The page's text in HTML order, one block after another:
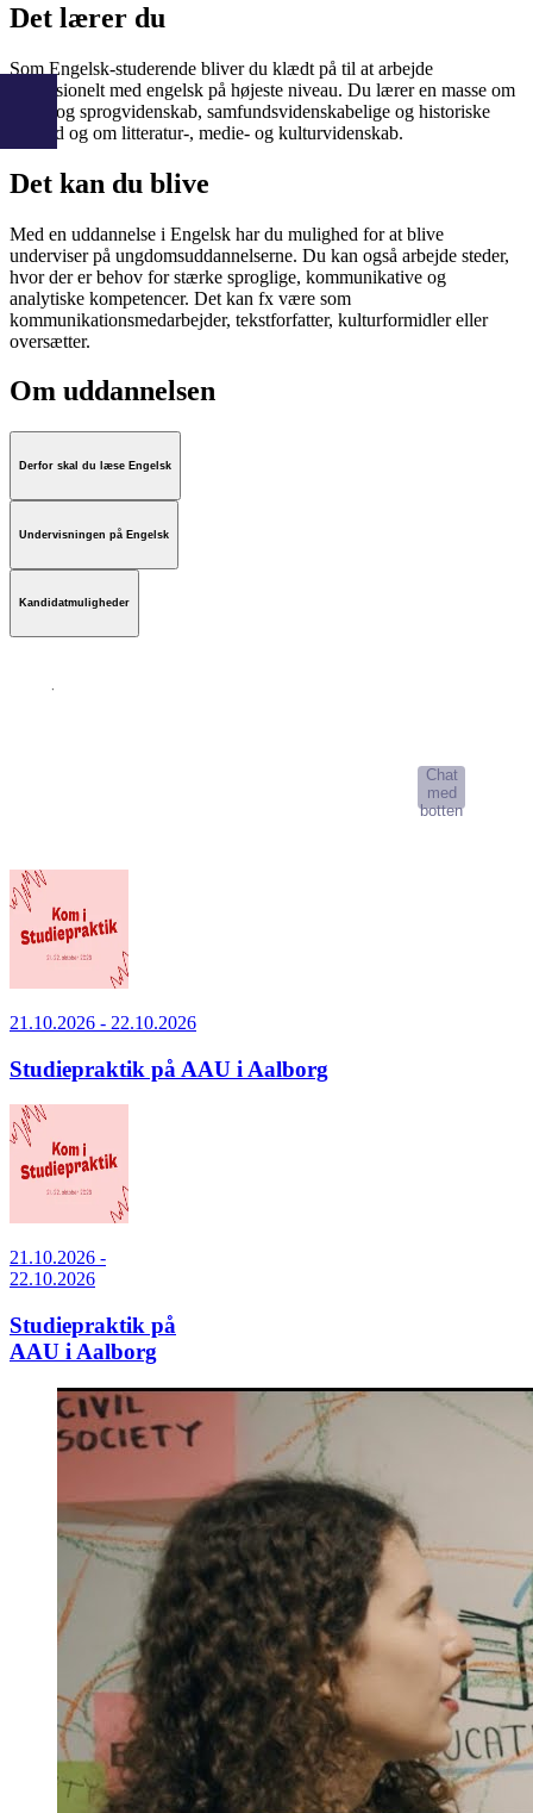
Det lærer du
Som Engelsk-studerende bliver du klædt på til at arbejde
professionelt med engelsk på højeste niveau. Du lærer en masse om
sprog og sprogvidenskab, samfundsvidenskabelige og historiske
forhold og om litteratur-, medie- og kulturvidenskab.
Det kan du blive
Med en uddannelse i Engelsk har du mulighed for at blive
underviser på ungdomsuddannelserne. Du kan også arbejde steder,
hvor der er behov for stærke sproglige, kommunikative og
analytiske kompetencer. Det kan fx være som
kommunikationsmedarbejder, tekstforfatter, kulturformidler eller
oversætter.
Om uddannelsen
Derfor skal du læse Engelsk
Undervisningen på Engelsk
Kandidatmuligheder
Chat
med
botten
21.10.2026 - 22.10.2026
Studiepraktik på AAU i Aalborg
21.10.2026 -
22.10.2026
Studiepraktik på
AAU i Aalborg